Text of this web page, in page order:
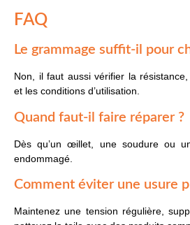
FAQ
Le grammage suffit-il pour
Non, il faut aussi vérifier la
et les conditions d’utilisation.
Quand faut-il faire réparer ?
Dès qu’un œillet, une soudure ou
endommagé.
Comment éviter une usure
Maintenez une tension régulière,